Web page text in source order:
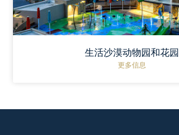
生活沙漠动物园和花园
更多信息